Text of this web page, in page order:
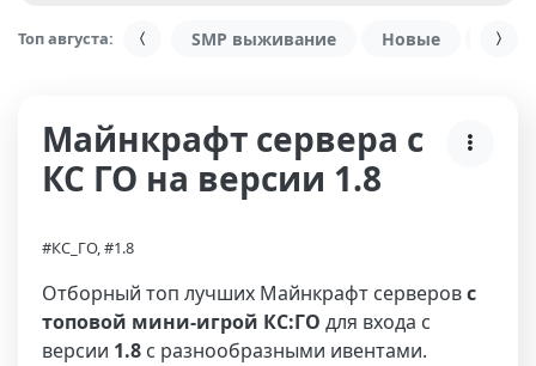
Топ августа: SMP выживание Новые С
Майнкрафт сервера с
КС ГО на версии 1.8
#КС_ГО, #1.8
Отборный топ лучших Майнкрафт серверовс
топовой мини-игрой КС:ГО для входа с
версии 1.8 с разнообразными ивентами.